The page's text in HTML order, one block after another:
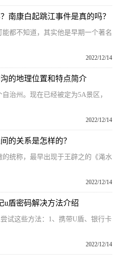
南康白起跳江事件是真的吗？
都不知道，其实他是早期一个著名
2022/12/14
的地理位置和特点简介
治州。现在已经被定为5A景区，
2022/12/14
的关系是怎样的？
统称，最早出现于王辟之的《渑水
2022/12/14
u盾密码解决方法介绍
试这些方法：1、携带U盾、银行卡
2022/12/14